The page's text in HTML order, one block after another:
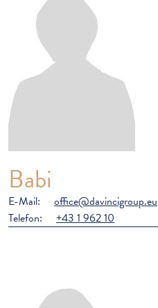
Babi
E-Mail:
office@davincigroup.eu
Telefon:
+43 1 962 10